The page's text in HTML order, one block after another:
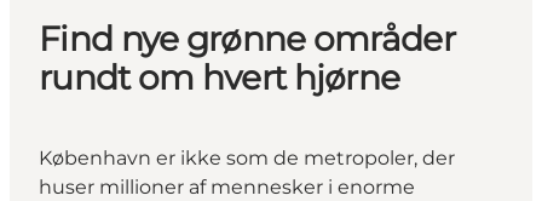
Find nye grønne områder
rundt om hvert hjørne
København er ikke som de metropoler, der
huser millioner af mennesker i enorme